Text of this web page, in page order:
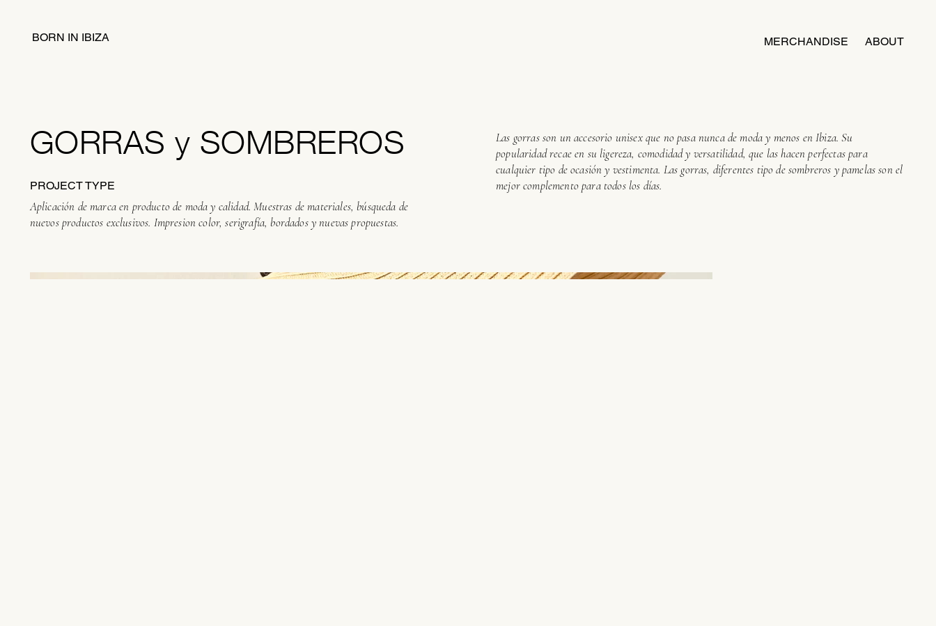
BORN IN IBIZA MERCHANDISE ABOUT
GORRAS y SOMBREROS
PROJECT TYPE
Aplicación de marca en producto de moda y calidad. Muestras de materiales, búsqueda de
nuevos productos exclusivos. Impresion color, serigrafía, bordados y nuevas propuestas.
Las gorras son un accesorio unisex que no pasa nunca de moda y menos en Ibiza. Su
popularidad recae en su ligereza, comodidad y versatilidad, que las hacen perfectas para
cualquier tipo de ocasión y vestimenta. Las gorras, diferentes tipo de sombreros y pamelas son el
mejor complemento para todos los días.